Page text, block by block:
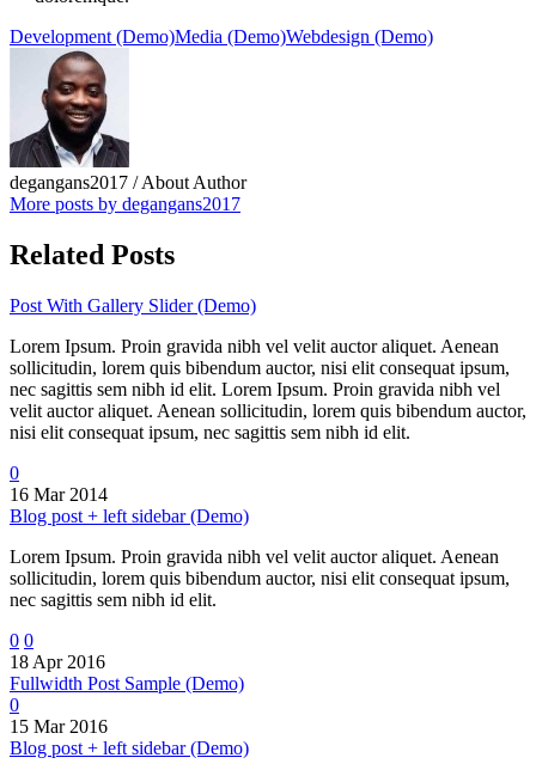
Development (Demo)Media (Demo)Webdesign (Demo)
degangans2017 / About Author
More posts by degangans2017
Related Posts
Post With Gallery Slider (Demo)
Lorem Ipsum. Proin gravida nibh vel velit auctor aliquet. Aenean
sollicitudin, lorem quis bibendum auctor, nisi elit consequat ipsum,
nec sagittis sem nibh id elit. Lorem Ipsum. Proin gravida nibh vel
velit auctor aliquet. Aenean sollicitudin, lorem quis bibendum auctor,
nisi elit consequat ipsum, nec sagittis sem nibh id elit.
0
16 Mar 2014
Blog post + left sidebar (Demo)
Lorem Ipsum. Proin gravida nibh vel velit auctor aliquet. Aenean
sollicitudin, lorem quis bibendum auctor, nisi elit consequat ipsum,
nec sagittis sem nibh id elit.
0 0
18 Apr 2016
Fullwidth Post Sample (Demo)
0
15 Mar 2016
Blog post + left sidebar (Demo)